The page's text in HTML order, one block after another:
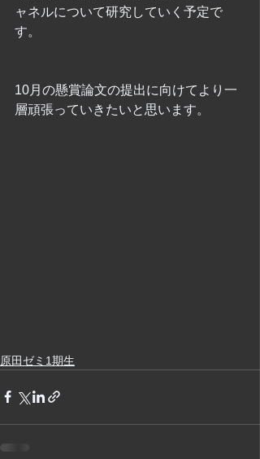
ャネルについて研究していく予定で
す。
10月の懸賞論文の提出に向けてより一
層頑張っていきたいと思います。
原田ゼミ1期生